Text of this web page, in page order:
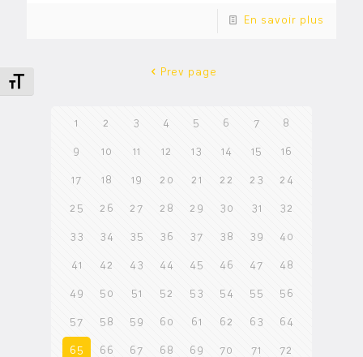
Changer la taille de la police
En savoir plus
Prev page
1 2 3 4 5 6 7 8
9 10 11 12 13 14 15 16
17 18 19 20 21 22 23 24
25 26 27 28 29 30 31 32
33 34 35 36 37 38 39 40
41 42 43 44 45 46 47 48
49 50 51 52 53 54 55 56
57 58 59 60 61 62 63 64
65 66 67 68 69 70 71 72